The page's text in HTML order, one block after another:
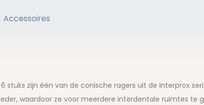
Accessoires
6 stuks zijn één van de conische ragers uit de Interprox
waardoor ze voor meerdere interdentale ruimtes te